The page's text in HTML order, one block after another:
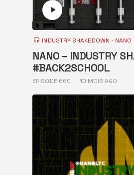
INDUSTRY SHAKEDOWN - NANO
NANO – INDUSTRY
#BACK2SCHOOL
EPISODE 660 10 MOIS AGO